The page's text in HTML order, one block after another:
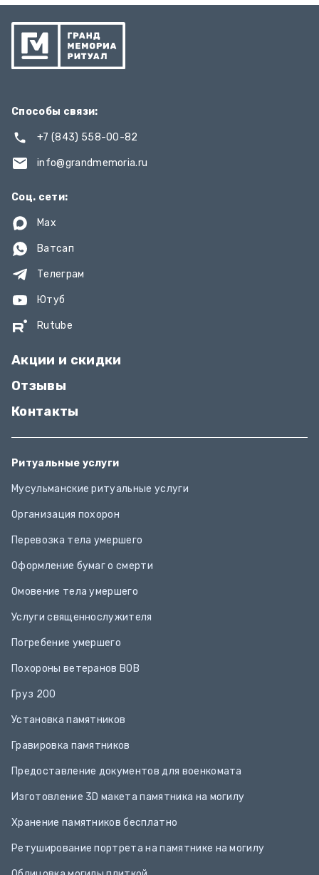
Акции и скидки
Отзывы
Контакты
Способы связи:
+7 (843) 558-00-82
info@grandmemoria.ru
Соц. сети:
Max
Ватсап
Телеграм
Ютуб
Rutube
Ритуальные услуги
Мусульманские ритуальные услуги
Организация похорон
Перевозка тела умершего
Оформление бумаг о смерти
Омовение тела умершего
Услуги священнослужителя
Погребение умершего
Похороны ветеранов ВОВ
Груз 200
Установка памятников
Гравировка памятников
Предоставление документов для военкомата
Изготовление 3D макета памятника на могилу
Хранение памятников бесплатно
Ретуширование портрета на памятнике на могилу